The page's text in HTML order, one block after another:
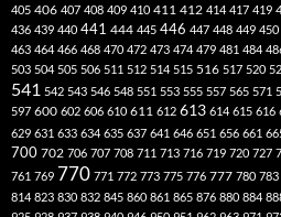
405 406 407 408 409 410 411 412 414 417 419
436 439 440 441 444 445 446 447 448 449 450
463 464 466 468 470 472 473 474 479 481 484
503 504 505 506 511 512 514 515 516 517 520
541 542 543 546 548 551 553 555 557 565 571
597 600 602 606 610 611 612 613 614 615 616
629 631 633 634 635 637 641 646 651 656 661
700 702 706 707 708 711 713 716 719 720 727
761 769 770 771 772 773 775 776 777 780 783
814 823 830 832 845 860 861 865 876 880 884